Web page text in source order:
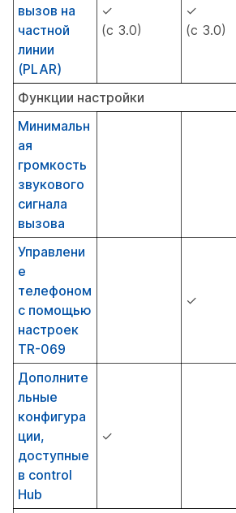
вызов на
частной
линии
(PLAR)
✓
(с 3.0)
✓
(с 3.0)
Функции настройки
Минимальн
ая
громкость
звукового
сигнала
вызова
Управлени
е
телефоном
с помощью
настроек
TR-069
✓
Дополните
льные
конфигура
ции,
доступные
в control
Hub
✓